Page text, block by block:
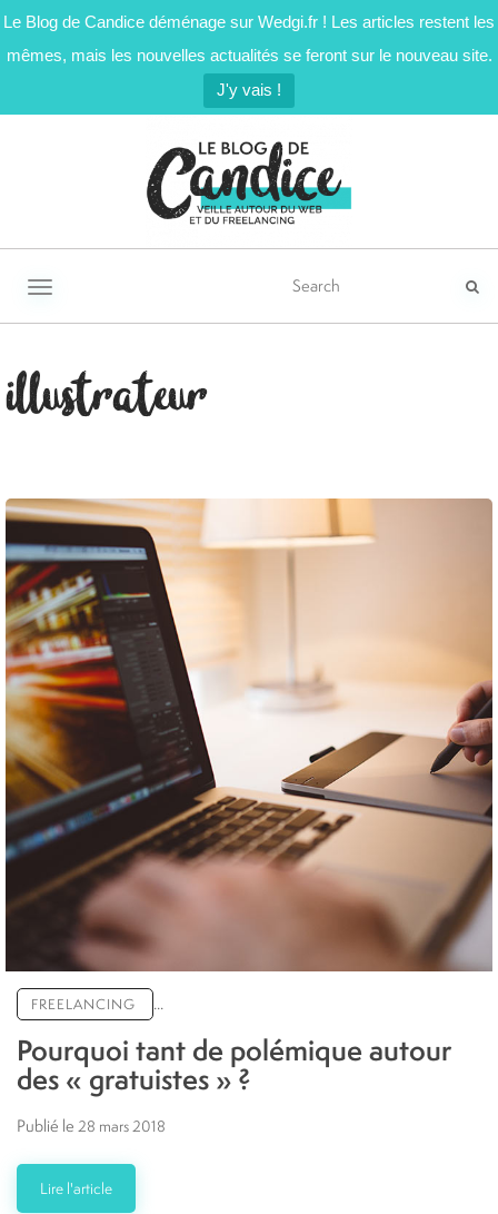
Le Blog de Candice déménage sur Wedgi.fr ! Les articles restent les
mêmes, mais les nouvelles actualités se feront sur le nouveau site.
J'y vais !
Activer/désactiver la navigation
illustrateur
FREELANCING ...
Pourquoi tant de polémique autour
des « gratuistes » ?
Publié le 28 mars 2018
Lire l'article